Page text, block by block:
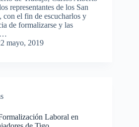
representantes de los San
con el fin de escucharlos y
de formalizarse y las
mayo, 2019
Laboral en